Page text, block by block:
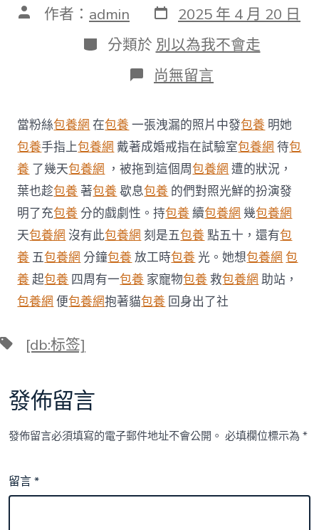
文 作者： admin 發
表
日
期
2025 年 4 月 20 日
分
類
分類於 別以為我不會走
在
〈甜
喜
包
養
網
@
廣
東
教
師：
眼
疲
勞？
近
視
愛
行
一
尚無留言
當粉絲包養網 在包養 一張洩漏的照片中發包養 明她
包養手指上包養網 戴著成婚戒指在試驗室包養網 待包
養 了幾天包養網 ，被拖到這個周包養網 遭的狀況，
葉也趁包養 著包養 歇息包養 的們對照光鮮的扮演發
明了充包養 分的戲劇性。持包養 續包養網 幾包養網
天包養網 沒有此包養網 刻是五包養 點五十，還有包
養 五包養網 分鐘包養 放工時包養 光。她想包養網 包
養 起包養 四周有一包養 家寵物包養 救包養網 助站，
包養網 便包養網抱著貓包養 回身出了社
標 [db:标签]
發佈留言
發佈留言必須填寫的電子郵件地址不會公開。 必填欄位標示為*
留言*